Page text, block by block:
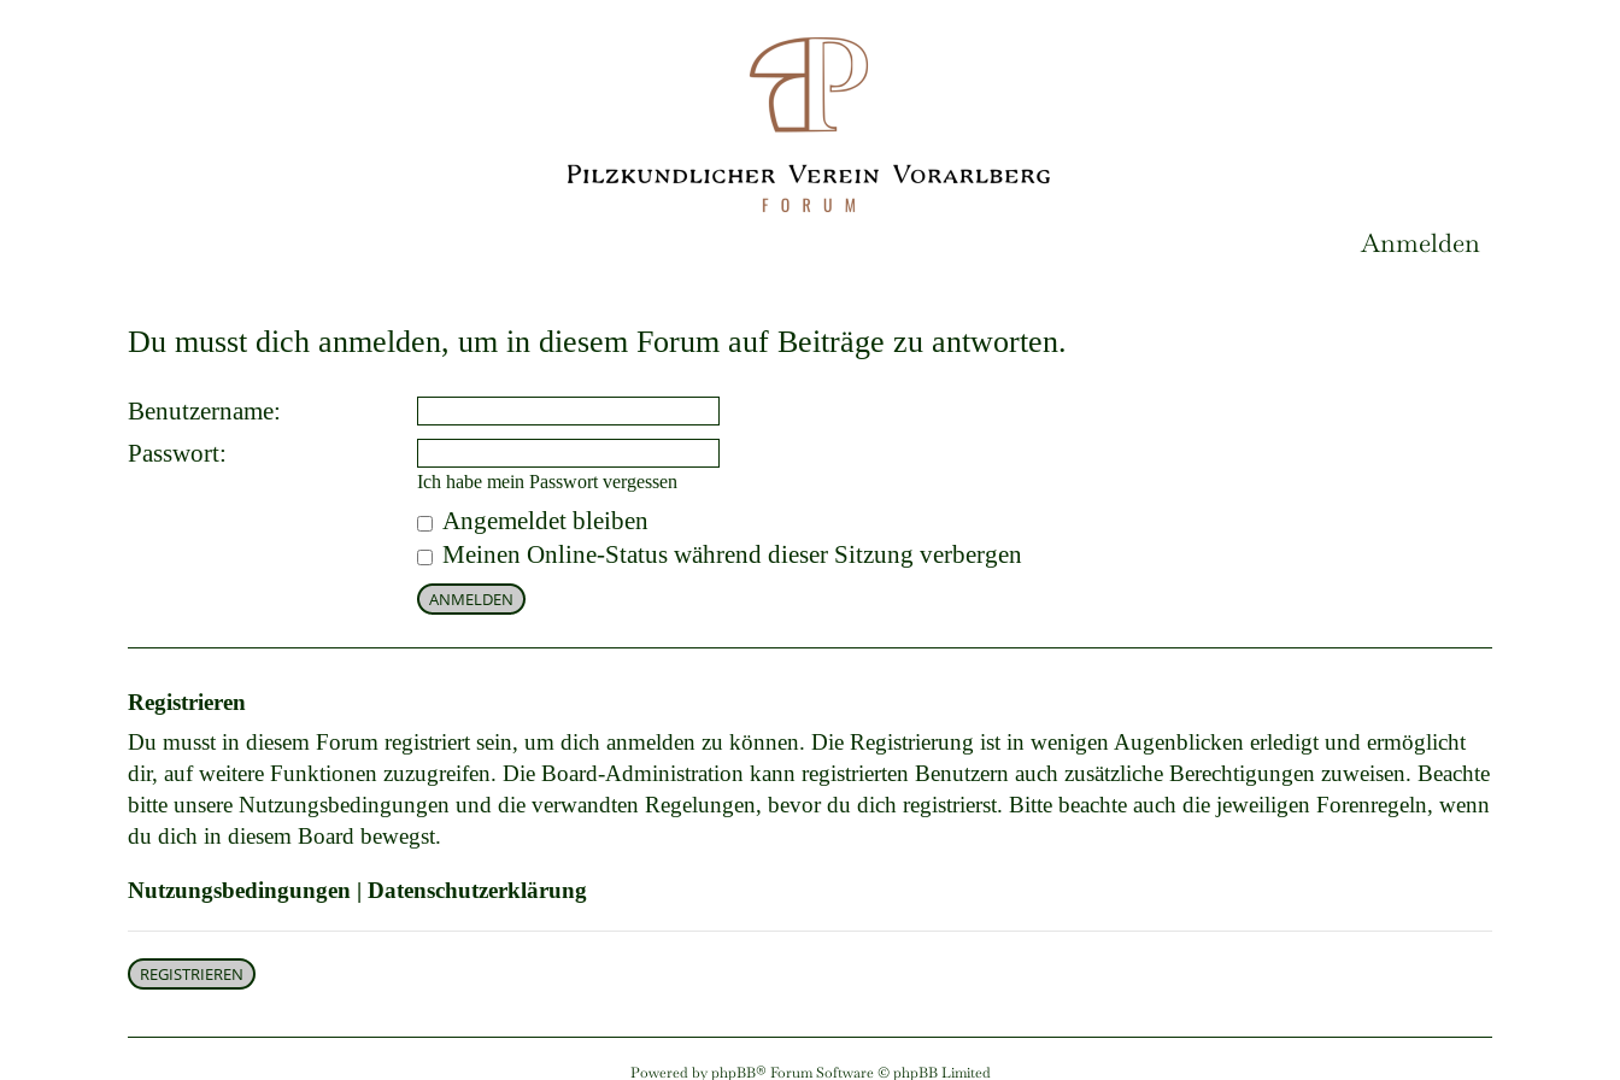
Anmelden
Du musst dich anmelden, um in diesem Forum auf Beiträge zu antworten.
Benutzername:
Passwort:
Ich habe mein Passwort vergessen
Angemeldet bleiben
Meinen Online-Status während dieser Sitzung verbergen
Registrieren
Du musst in diesem Forum registriert sein, um dich anmelden zu können. Die Registrierung ist in wenigen Augenblicken erledigt und ermöglicht
dir, auf weitere Funktionen zuzugreifen. Die Board-Administration kann registrierten Benutzern auch zusätzliche Berechtigungen zuweisen. Beachte
bitte unsere Nutzungsbedingungen und die verwandten Regelungen, bevor du dich registrierst. Bitte beachte auch die jeweiligen Forenregeln, wenn
du dich in diesem Board bewegst.
Nutzungsbedingungen | Datenschutzerklärung
REGISTRIEREN
Powered byphpBB® Forum Software © phpBB Limited